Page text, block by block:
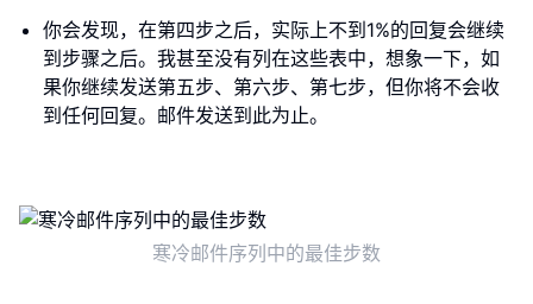
你会发现，在第四步之后，实际上不到1%的回复会继续
到步骤之后。我甚至没有列在这些表中，想象一下，如
果你继续发送第五步、第六步、第七步，但你将不会收
到任何回复。邮件发送到此为止。
寒冷邮件序列中的最佳步数